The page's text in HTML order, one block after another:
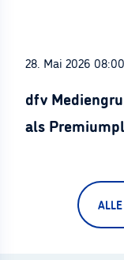
28. Mai 2026 08:00
dfv
als